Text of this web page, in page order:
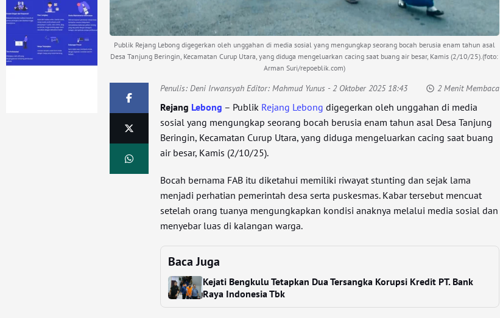
Publik Rejang Lebong digegerkan oleh unggahan di media sosial yang mengungkap seorang bocah berusia enam tahun asal
Desa Tanjung Beringin, Kecamatan Curup Utara, yang diduga mengeluarkan cacing saat buang air besar, Kamis (2/10/25).(foto:
Arman Suri/repoeblik.com)
Penulis:Deni Irwansyah Editor: Mahmud Yunus - 2 Oktober 2025 18:43 2 Menit Membaca
Rejang Lebong – Publik Rejang Lebong digegerkan oleh unggahan di media
sosial yang mengungkap seorang bocah berusia enam tahun asal Desa Tanjung
Beringin, Kecamatan Curup Utara, yang diduga mengeluarkan cacing saat buang
air besar, Kamis (2/10/25).
Bocah bernama FAB itu diketahui memiliki riwayat stunting dan sejak lama
menjadi perhatian pemerintah desa serta puskesmas. Kabar tersebut mencuat
setelah orang tuanya mengungkapkan kondisi anaknya melalui media sosial dan
menyebar luas di kalangan warga.
Baca Juga
Kejati Bengkulu Tetapkan Dua Tersangka Korupsi Kredit PT. Bank
Raya Indonesia Tbk